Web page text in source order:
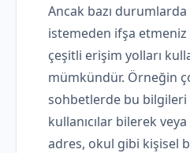
Ancak bazı
istemeden ifşa etmeniz
çeşitli erişim yolları
mümkündür. Örneğin
sohbetlerde bu bilgileri
kullanıcılar bilerek
adres, okul gibi kişisel